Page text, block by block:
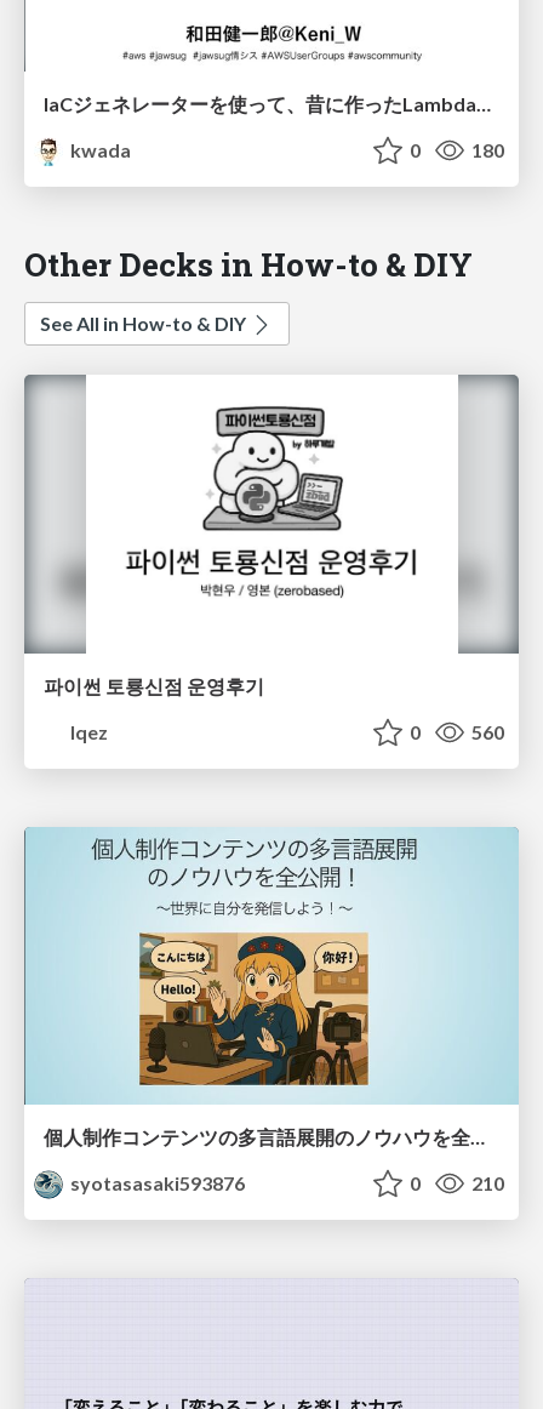
IaCジェネレーターを使って、昔に作ったLambda関数をCDK管理下においてみた / jaws-ug-josys-30
kwada
0 180
Other Decks in How-to & DIY
See All in How-to & DIY
파이썬 토룡신점 운영후기
lqez
0 560
個人制作コンテンツの多言語展開のノウハウを全公開！ 〜世界に自分を発信しよう！〜
syotasasaki593876
0 210